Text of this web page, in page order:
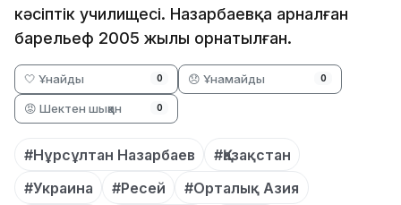
кәсіптік училищесі. Назарбаевқа арналған
барельеф 2005 жылы орнатылған.
🤍 Ұнайды 0 😞 Ұнамайды 0
😡 Шектен шыққан 0
#Нұрсұлтан Назарбаев
#Қазақстан
#Украина
#Ресей
#Орталық Азия